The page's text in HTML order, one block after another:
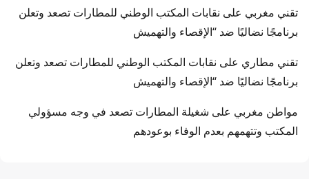
تقني مغربي على نقابات المكتب الوطني للمطارات تصعد وتعلن
برنامجًا نضاليًا ضد “الإقصاء والتهميش
تقني مطاري على نقابات المكتب الوطني للمطارات تصعد وتعلن
برنامجًا نضاليًا ضد “الإقصاء والتهميش
مواطن مغربي على شغيلة المطارات تصعد في وجه مسؤولي
المكتب وتتهمهم بعدم الوفاء بوعودهم